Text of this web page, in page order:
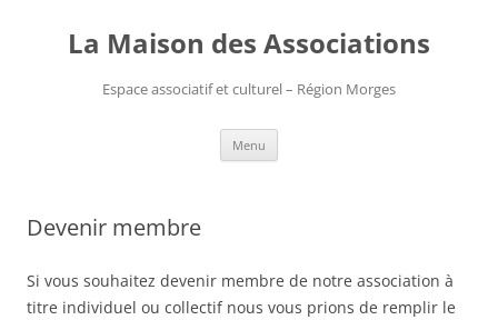
contenuLa Maison des Associations
Espace associatif et culturel – Région Morges
Menu
Devenir membre
Si vous souhaitez devenir membre de notre association à
titre individuel ou collectif nous vous prions de remplir le